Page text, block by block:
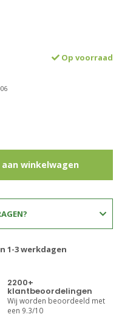
Op voorraad
winkelwagen
1-3 werkdagen
2200+
klantbeoordelingen
Wij worden beoordeeld met
een 9.3/10